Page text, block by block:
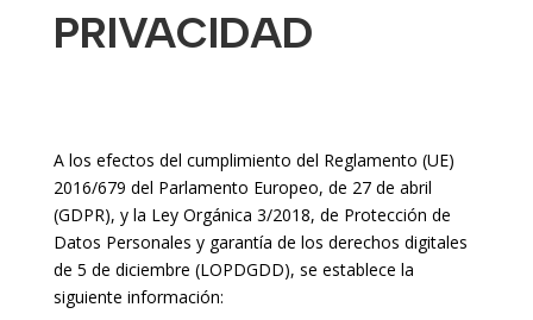
PRIVACIDAD
A los efectos del cumplimiento del Reglamento (UE)
2016/679 del Parlamento Europeo, de 27 de abril
(GDPR), y la Ley Orgánica 3/2018, de Protección de
Datos Personales y garantía de los derechos digitales
de 5 de diciembre (LOPDGDD), se establece la
siguiente información: